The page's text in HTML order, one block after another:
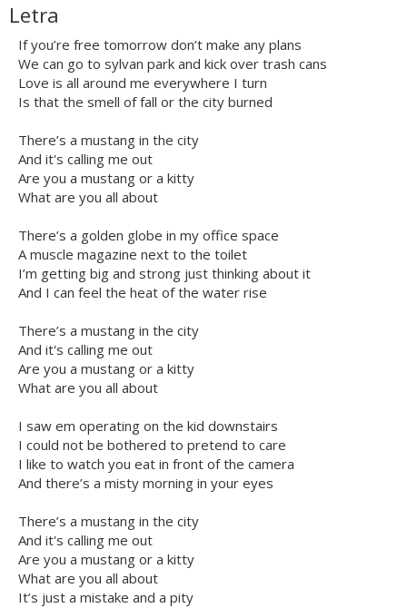
Letra
If you’re free tomorrow don’t make any plans
We can go to sylvan park and kick over trash cans
Love is all around me everywhere I turn
Is that the smell of fall or the city burned
There’s a mustang in the city
And it's calling me out
Are you a mustang or a kitty
What are you all about
There’s a golden globe in my office space
A muscle magazine next to the toilet
I’m getting big and strong just thinking about it
And I can feel the heat of the water rise
There’s a mustang in the city
And it's calling me out
Are you a mustang or a kitty
What are you all about
I saw em operating on the kid downstairs
I could not be bothered to pretend to care
I like to watch you eat in front of the camera
And there’s a misty morning in your eyes
There’s a mustang in the city
And it's calling me out
Are you a mustang or a kitty
What are you all about
It’s just a mistake and a pity